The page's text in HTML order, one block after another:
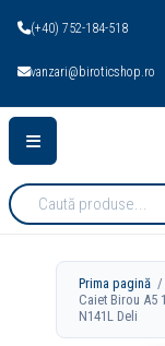
(+40) 752-184-518
vanzari@biroticshop.ro
Cauta
produse:
Prima pagină
Caiet Birou A5
N141L Deli